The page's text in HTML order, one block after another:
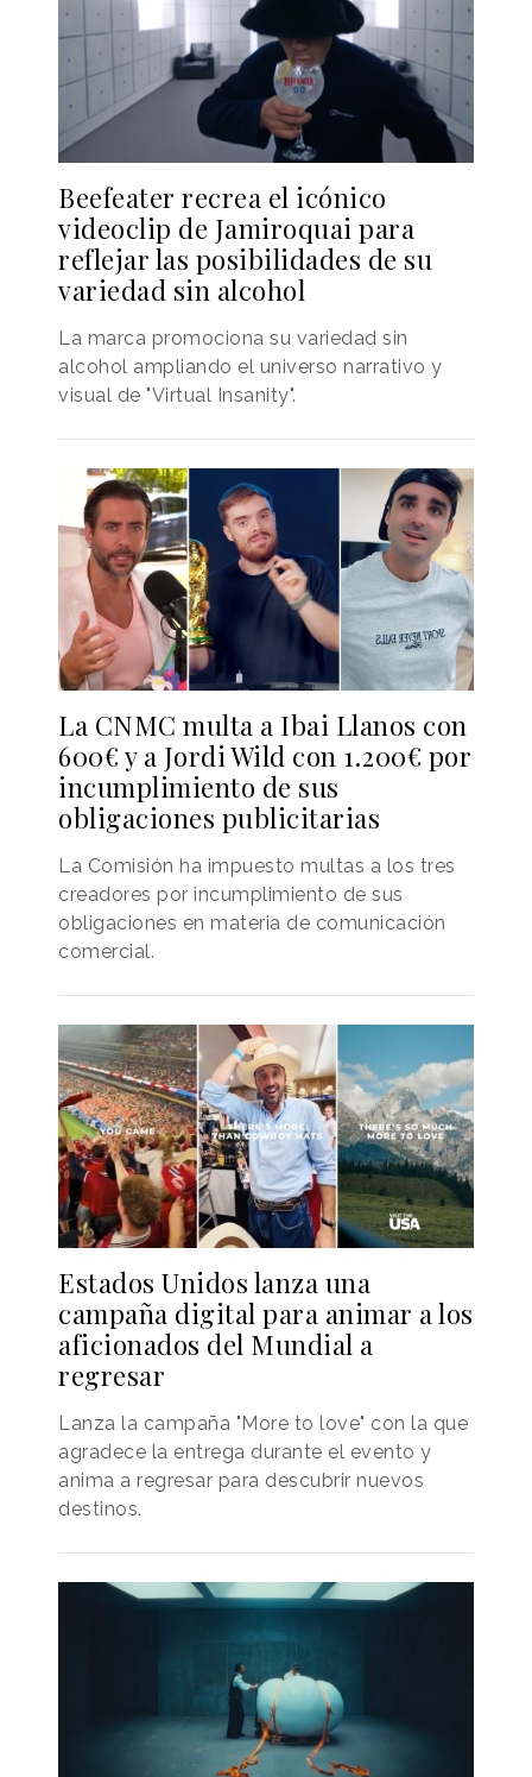
Beefeater recrea el icónico
videoclip de Jamiroquai para
reflejar las posibilidades de su
variedad sin alcohol
La marca promociona su variedad sin
alcohol ampliando el universo narrativo y
visual de "Virtual Insanity".
La CNMC multa a Ibai Llanos con
600€ y a Jordi Wild con 1.200€ por
incumplimiento de sus
obligaciones publicitarias
La Comisión ha impuesto multas a los tres
creadores por incumplimiento de sus
obligaciones en materia de comunicación
comercial.
Estados Unidos lanza una
campaña digital para animar a los
aficionados del Mundial a
regresar
Lanza la campaña "More to love" con la que
agradece la entrega durante el evento y
anima a regresar para descubrir nuevos
destinos.